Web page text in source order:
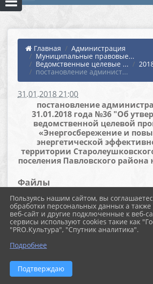
Главная
Администрация
Муниципальные правовые...
Ведомственные целевые ...
постановление админист...
31.01.2018 21:00
постановление
31.01.2018 года №36 "Об
ведомственной целевой
«Энергосбережение и
энергетической
территории
поселения Павловского района
Файлы
Скачать файл (69.5 KiB)
Скачать файл (50.5 KiB)
Пользуясь нашим сайтом, вы
обработки персональных данных а
веб-сайт и другие подключенные к веб-
сервисы используют cookies такие как
"PRO.Культура", "Спутник аналитика".
Подробнее
Подтверждаю